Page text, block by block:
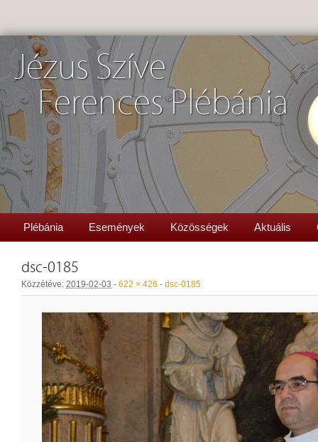
Jézus Szíve
Ferences Plébánia
Plébánia Események Közösségek Aktuális
dsc-0185
Közzétéve: 2019-02-03 - 622 × 426 - dsc-0185